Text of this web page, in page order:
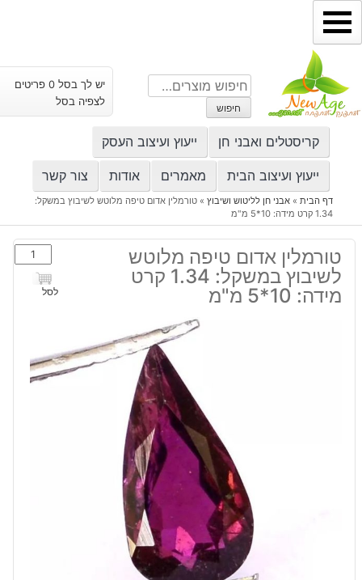
דילוג
לתוכן
חיפוש
עבור:
חיפוש
יש לך בסל 0 פריטים
לצפיה בסל
קריסטלים ואבני חן ייעוץ ועיצוב העסק
ייעוץ ועיצוב הבית מאמרים אודות צור קשר
דף הבית» אבני חן לליטוש ושיבוץ» טורמלין אדום טיפה מלוטש לשיבוץ במשקל:
1.34 קרט מידה: 10*5 מ"מ
טורמלין אדום טיפה מלוטש
לשיבוץ במשקל: 1.34 קרט
מידה: 10*5 מ"מ
כמות
של
טורמלין
לשיבוץ
במשקל:
לסל